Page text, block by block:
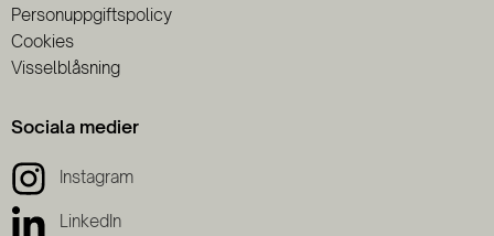
Personuppgiftspolicy
Cookies
Visselblåsning
Sociala medier
Instagram
LinkedIn